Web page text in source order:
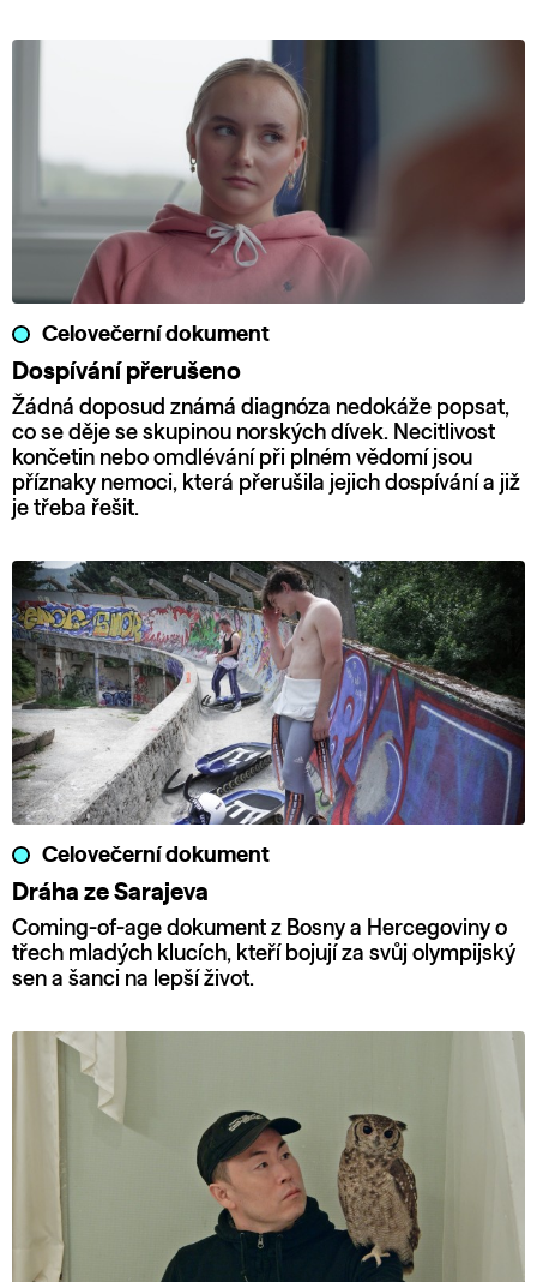
Celovečerní dokument
Dospívání přerušeno
Žádná doposud známá diagnóza nedokáže popsat,
co se děje se skupinou norských dívek. Necitlivost
končetin nebo omdlévání při plném vědomí jsou
příznaky nemoci, která přerušila jejich dospívání a již
je třeba řešit.
Celovečerní dokument
Dráha ze Sarajeva
Coming-of-age dokument z Bosny a Hercegoviny o
třech mladých klucích, kteří bojují za svůj olympijský
sen a šanci na lepší život.